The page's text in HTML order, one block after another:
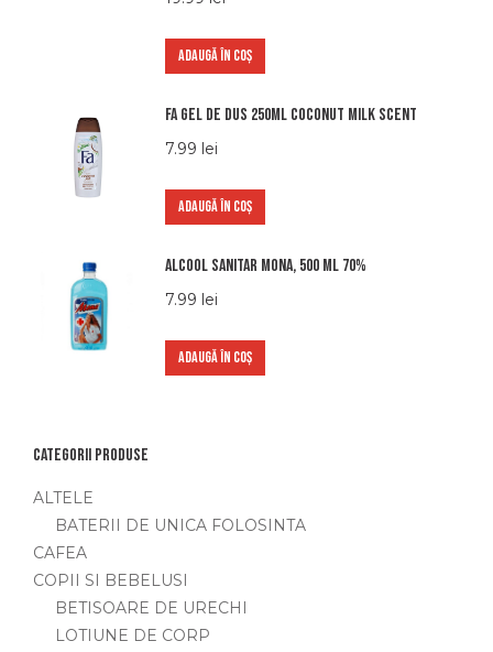
ADAUGĂ ÎN COȘ
Fa gel de dus 250ml coconut milk scent
7.99 lei
ADAUGĂ ÎN COȘ
Alcool sanitar Mona, 500 ml 70%
7.99 lei
ADAUGĂ ÎN COȘ
Categorii produse
ALTELE
BATERII DE UNICA FOLOSINTA
CAFEA
COPII SI BEBELUSI
BETISOARE DE URECHI
LOTIUNE DE CORP